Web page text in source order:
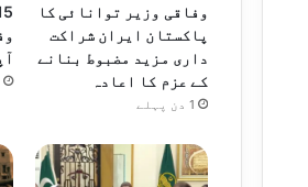
وفاقی وزیر توانائی کا
پاکستان ایران شراکت
داری مزید مضبوط بنانے
کے عزم کا اعادہ
1 دن پہلے